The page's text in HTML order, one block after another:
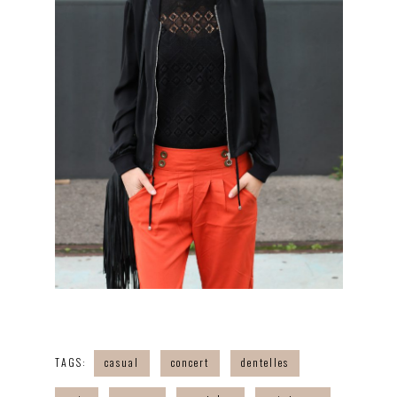
TAGS: casual concert dentelles